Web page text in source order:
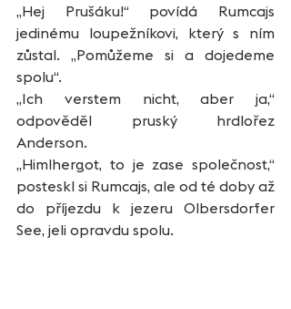
„Hej Prušáku!“ povídá Rumcajs
jedinému loupežníkovi, který s ním
zůstal. „Pomůžeme si a dojedeme
spolu“.
„Ich verstem nicht, aber ja,“
odpověděl pruský hrdlořez
Anderson.
„Himlhergot, to je zase společnost,“
posteskl si Rumcajs, ale od té doby až
do příjezdu k jezeru Olbersdorfer
See, jeli opravdu spolu.